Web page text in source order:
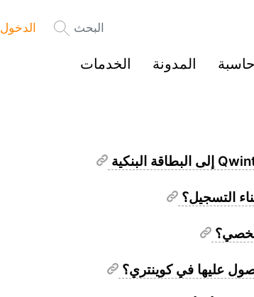
البحث الدخول
المدونة الخدمات
التسجيل؟
عليها في كوينتري؟